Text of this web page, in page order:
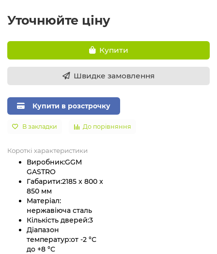
Уточнюйте ціну
Купити
Швидке замовлення
Купити в розстрочку
В закладки До порівняння
Короткі характеристики
Виробник:GGM
GASTRO
Габарити:2185 x 800 x
850 мм
Матеріал:
нержавіюча сталь
Кількість дверей:3
Діапазон
температур:от -2 °C
до +8 °C